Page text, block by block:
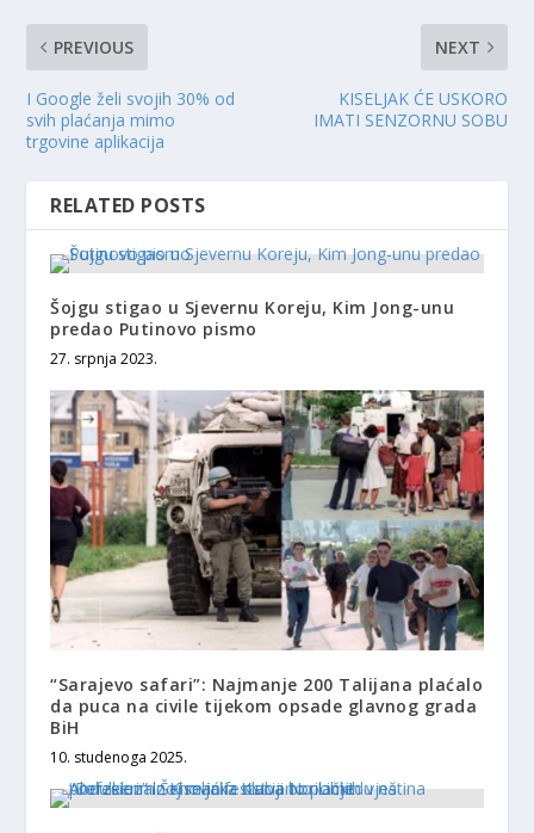
PREVIOUS
I Google želi svojih 30% od
svih plaćanja mimo
trgovine aplikacija
NEXT
KISELJAK ĆE USKORO
IMATI SENZORNU SOBU
RELATED POSTS
Šojgu stigao u Sjevernu Koreju, Kim Jong-unu
predao Putinovo pismo
27. srpnja 2023.
“Sarajevo safari”: Najmanje 200 Talijana plaćalo
da puca na civile tijekom opsade glavnog grada
BiH
10. studenoga 2025.